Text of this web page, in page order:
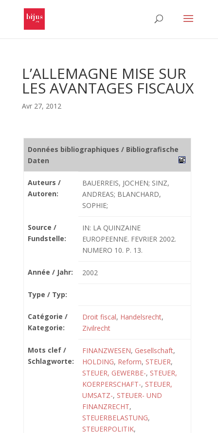
L’ALLEMAGNE MISE SUR
LES AVANTAGES FISCAUX
Avr 27, 2012
Données bibliographiques / Bibliografische
Daten
Auteurs /
Autoren:
BAUERREIS, JOCHEN; SINZ,
ANDREAS; BLANCHARD,
SOPHIE;
Source /
Fundstelle:
IN: LA QUINZAINE
EUROPEENNE. FEVRIER 2002.
NUMERO 10. P. 13.
Année / Jahr: 2002
Type / Typ:
Catégorie /
Kategorie:
Droit fiscal, Handelsrecht,
Zivilrecht
Mots clef /
Schlagworte:
FINANZWESEN, Gesellschaft,
HOLDING, Reform, STEUER,
STEUER, GEWERBE-, STEUER,
KOERPERSCHAFT-, STEUER,
UMSATZ-, STEUER- UND
FINANZRECHT,
STEUERBELASTUNG,
STEUERPOLITIK,